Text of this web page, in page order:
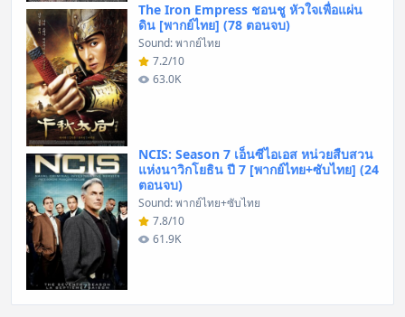
The Iron Empress ชอนชู หัวใจเพื่อแผ่น
ดิน [พากย์ไทย] (78 ตอนจบ)
Sound: พากย์ไทย
7.2/10
63.0K
NCIS: Season 7 เอ็นซีไอเอส หน่วยสืบสวน
แห่งนาวิกโยธิน ปี 7 [พากย์ไทย+ซับไทย] (24
ตอนจบ)
Sound: พากย์ไทย+ซับไทย
7.8/10
61.9K